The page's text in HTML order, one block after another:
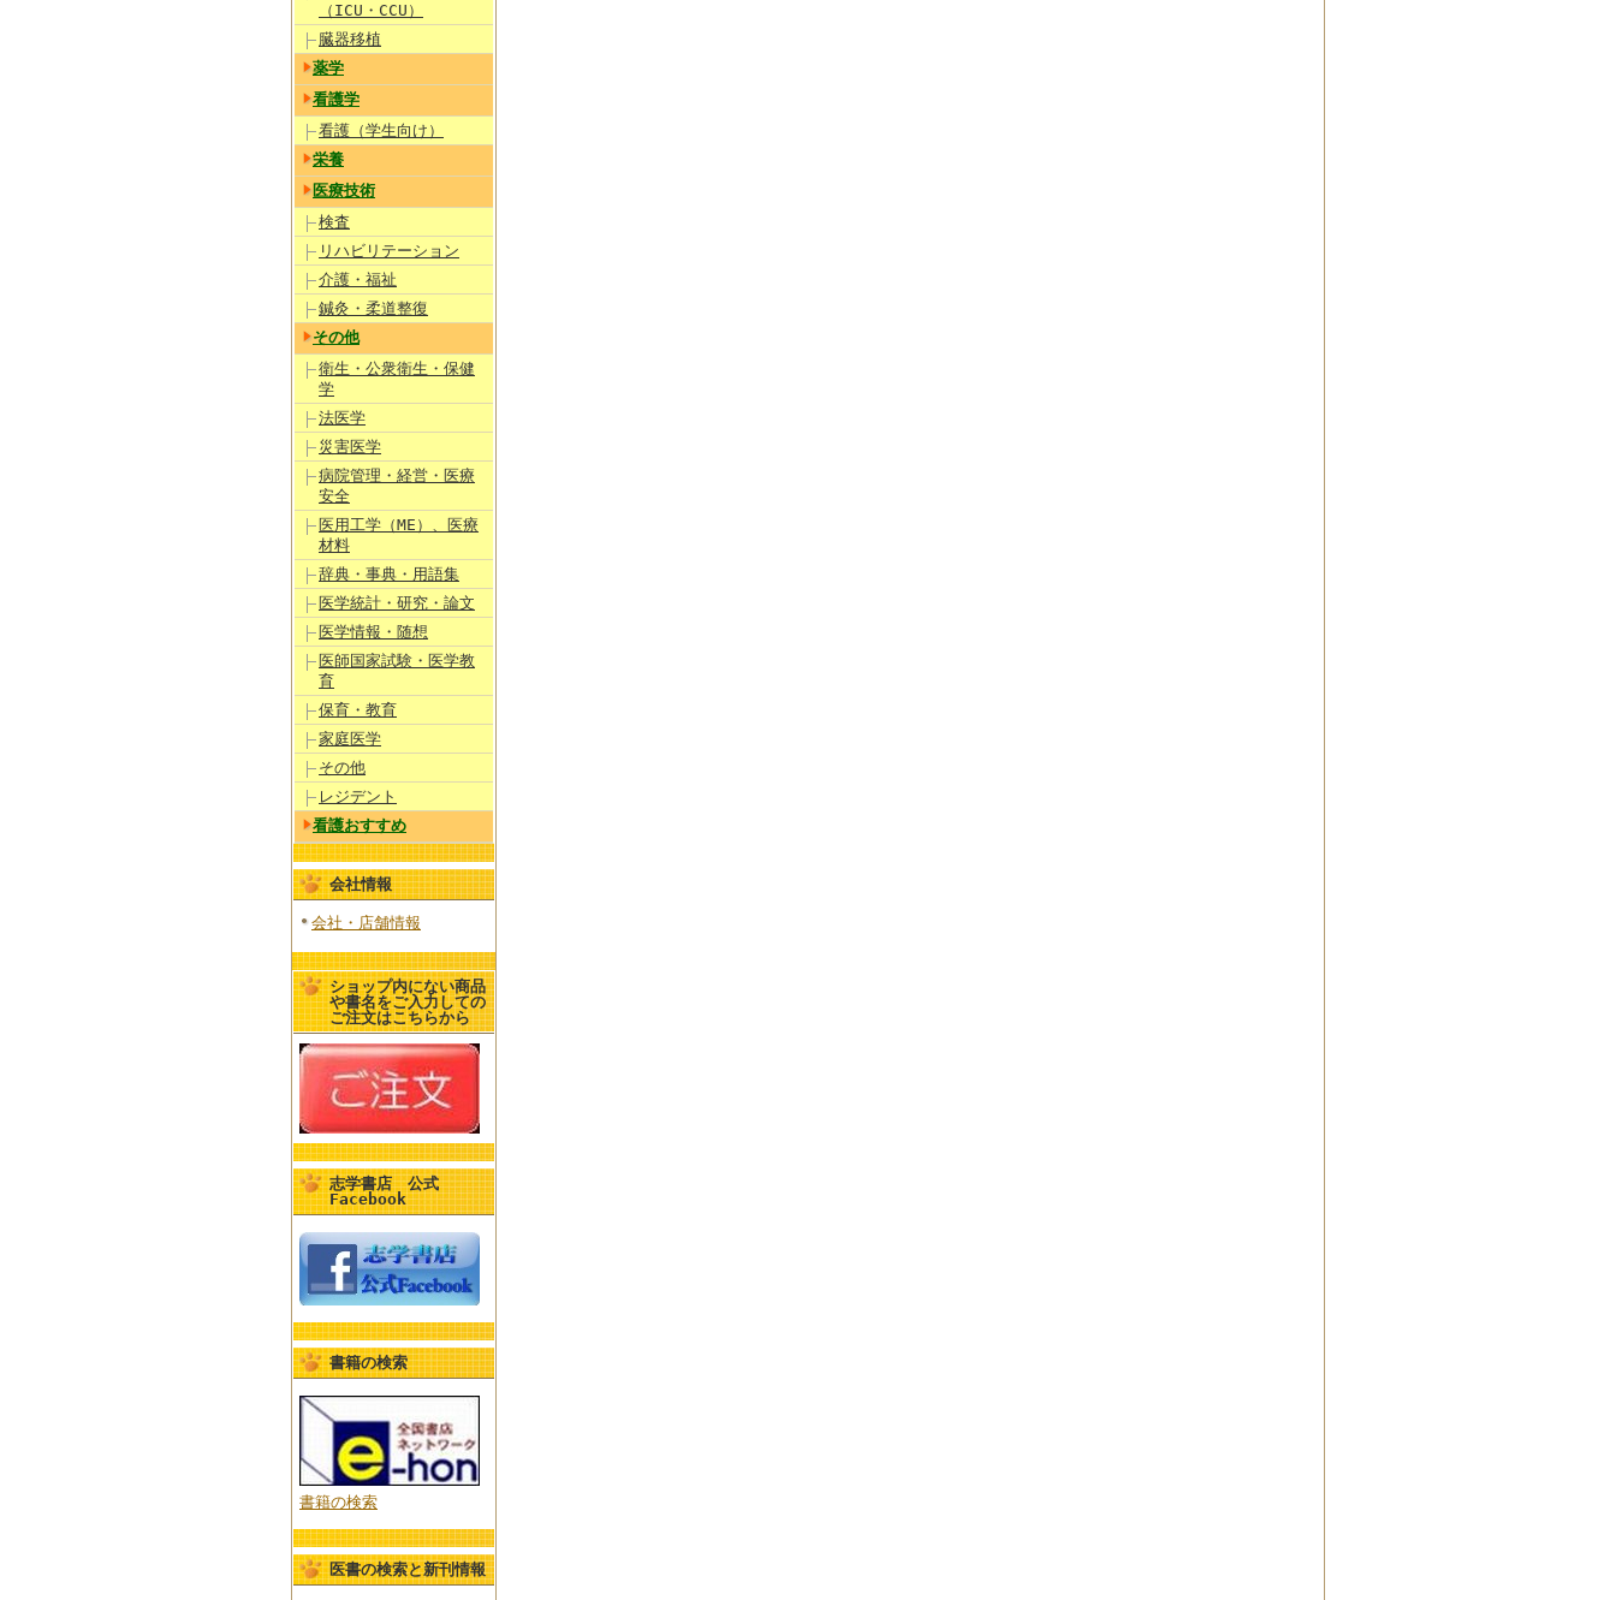
（ICU・CCU）
臓器移植
薬学
看護学
看護（学生向け）
栄養
医療技術
検査
リハビリテーション
介護・福祉
鍼灸・柔道整復
その他
衛生・公衆衛生・保健
学
法医学
災害医学
病院管理・経営・医療
安全
医用工学（ME）、医療
材料
辞典・事典・用語集
医学統計・研究・論文
医学情報・随想
医師国家試験・医学教
育
保育・教育
家庭医学
その他
レジデント
看護おすすめ
会社情報
会社・店舗情報
ショップ内にない商品
や書名をご入力しての
ご注文はこちらから
志学書店 公式
Facebook
書籍の検索
書籍の検索
医書の検索と新刊情報